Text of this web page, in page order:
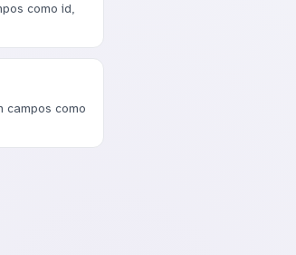
como id,
campos como